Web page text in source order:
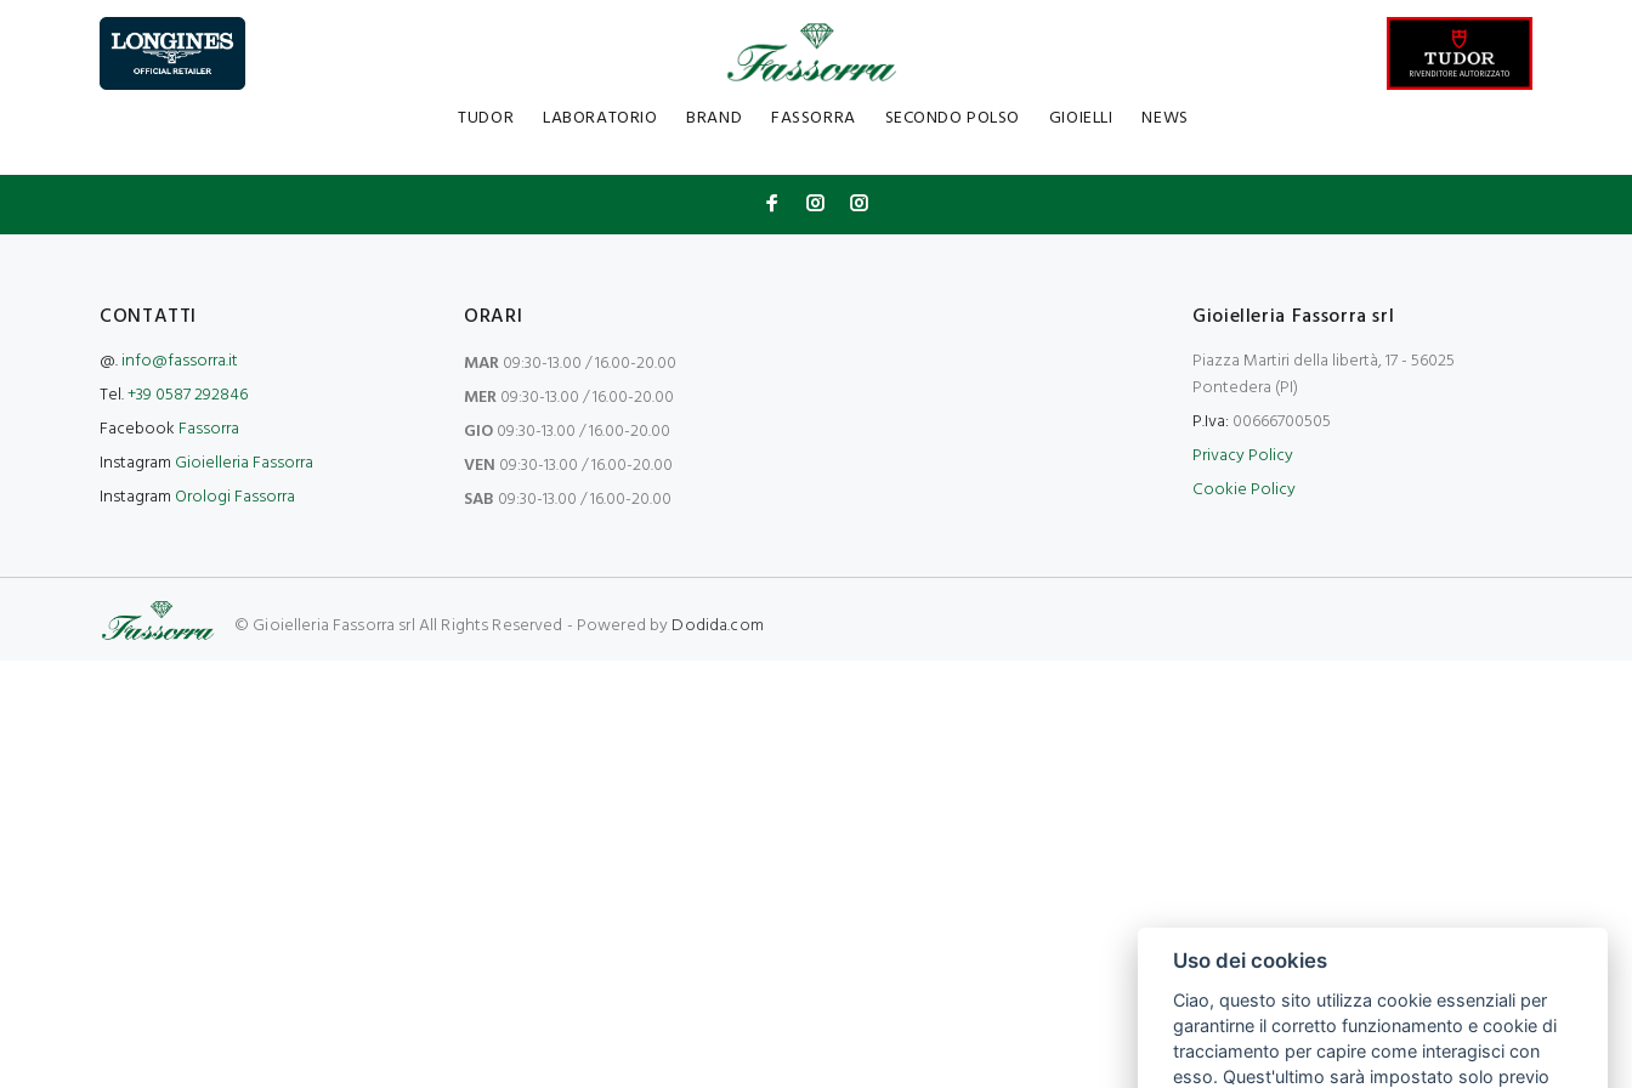
TUDOR LABORATORIO BRAND FASSORRA SECONDO POLSO GIOIELLI NEWS
CONTATTI
@.info@fassorra.it
Tel.+39 0587 292846
Facebook Fassorra
Instagram Gioielleria Fassorra
Instagram Orologi Fassorra
ORARI
MAR09:30-13.00 / 16.00-20.00
MER09:30-13.00 / 16.00-20.00
GIO09:30-13.00 / 16.00-20.00
VEN 09:30-13.00 / 16.00-20.00
SAB 09:30-13.00 / 16.00-20.00
Gioielleria Fassorra srl
Piazza Martiri della libertà, 17 - 56025
Pontedera (PI)
P.Iva: 00666700505
Privacy Policy
Cookie Policy
© Gioielleria Fassorra srl All Rights Reserved - Powered byDodida.com
Uso dei cookies
Ciao, questo sito utilizza cookie essenziali per
garantirne il corretto funzionamento e cookie di
tracciamento per capire come interagisci con
esso. Quest'ultimo sarà impostato solo previo